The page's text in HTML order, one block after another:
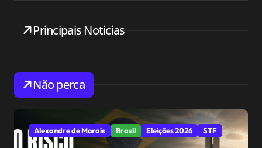
Principais Noticias
Não perca
Alexandre de Morais Brasil Eleições 2026 STF